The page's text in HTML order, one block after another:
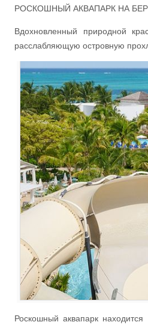
РОСКОШНЫЙ АКВАПАРК НА
Вдохновленный природной
расслабляющую островную
Роскошный аквапарк